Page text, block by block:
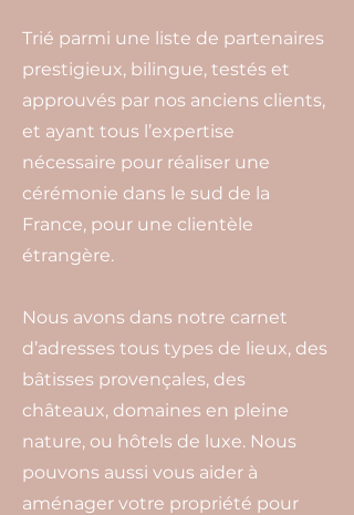
Trié parmi une liste de partenaires
prestigieux, bilingue, testés et
approuvés par nos anciens clients,
et ayant tous l’expertise
nécessaire pour réaliser une
cérémonie dans le sud de la
France, pour une clientèle
étrangère.
Nous avons dans notre carnet
d’adresses tous types de lieux, des
bâtisses provençales, des
châteaux, domaines en pleine
nature, ou hôtels de luxe. Nous
pouvons aussi vous aider à
aménager votre propriété pour